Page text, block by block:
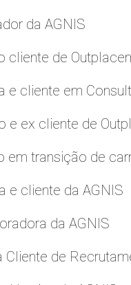
da AGNIS
cliente de
e cliente em
e ex cliente de
em transição de
e cliente da AGNIS
da AGNIS
Cliente de